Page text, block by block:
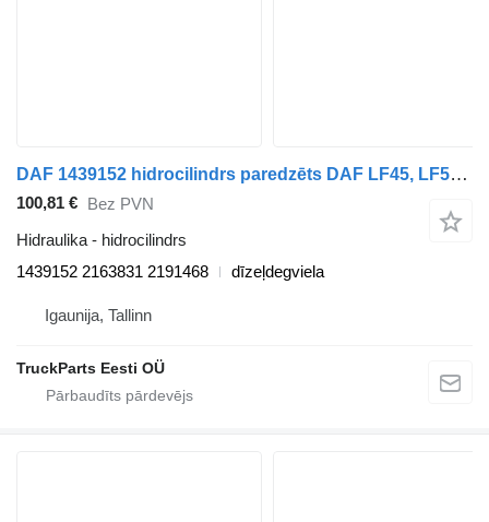
DAF 1439152 hidrocilindrs paredzēts DAF LF45, LF55, LF180, CF65, CF75, CF85 (2001-) vilcēja
100,81 € Bez PVN
Hidraulika - hidrocilindrs
1439152 2163831 2191468
dīzeļdegviela
Igaunija, Tallinn
TruckParts Eesti OÜ